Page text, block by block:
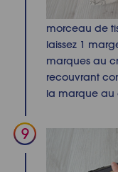
morceau de
laissez 1
marques au
recouvrant
la marque au